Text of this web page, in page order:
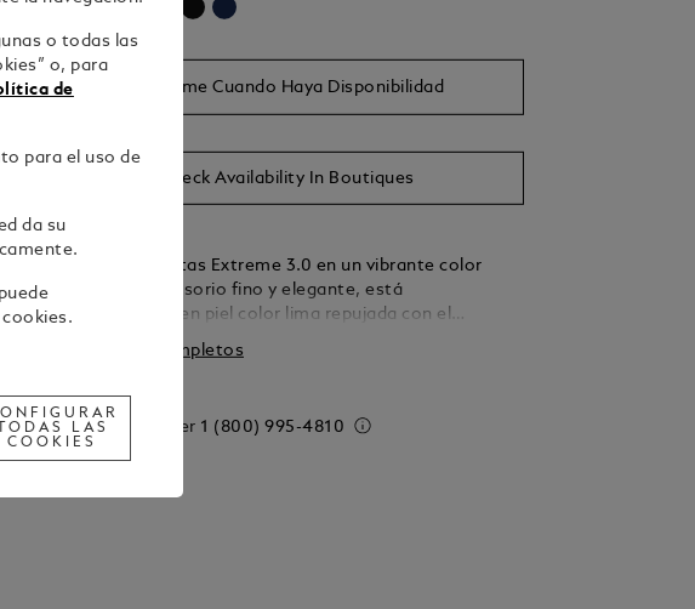
seleccionado
Avisarme Cuando Haya Disponibilidad
Check Availability In Boutiques
Este portatarjetas Extreme 3.0 en un vibrante color
cayena, un accesorio fino y elegante, está
confeccionado en piel color lima repujada con el
distintivo motivo Extreme 3.0. Presenta ranuras para
4 tarjetas de crédito, un compartimento para tarjetas
Ver detalles completos
Call to order 1 (800) 995-4810
o todas las
o, para
de
para el uso de
da su
TODAS LAS
COOKIES